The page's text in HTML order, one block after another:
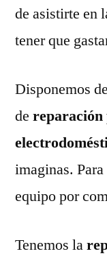
de asistirte en
tener que
Disponemos
de reparación
imaginas.
equipo por
Tenemos la